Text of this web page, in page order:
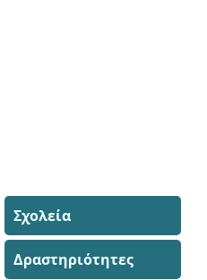
Σχολεία
Δραστηριότητες